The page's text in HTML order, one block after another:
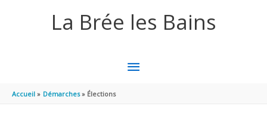
La Brée les Bains
MENU
Accueil Démarches Élections